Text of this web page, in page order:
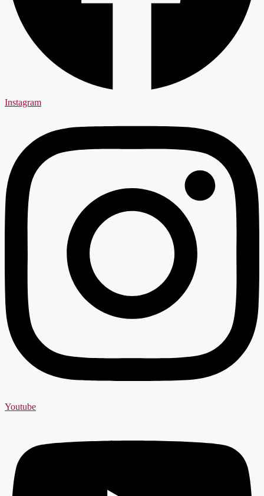
Instagram
Youtube